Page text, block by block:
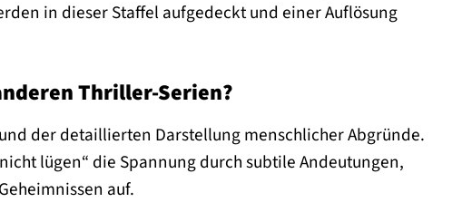
in dieser Staffel aufgedeckt und einer Auflösung
Thriller-Serien?
der detaillierten Darstellung menschlicher Abgründe.
lügen“ die Spannung durch subtile Andeutungen,
auf.